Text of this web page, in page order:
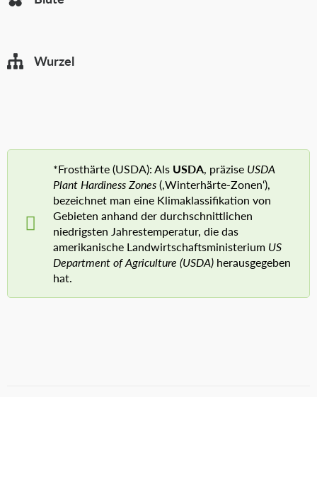
Wurzel
*Frosthärte (USDA): Als USDA, präzise USDA
Plant Hardiness Zones(‚Winterhärte-Zonen‘),
bezeichnet man eine Klimaklassifikation von
Gebieten anhand der durchschnittlichen
niedrigsten Jahrestemperatur, die das
amerikanische Landwirtschaftsministerium US
Department of Agriculture (USDA) herausgegeben
hat.